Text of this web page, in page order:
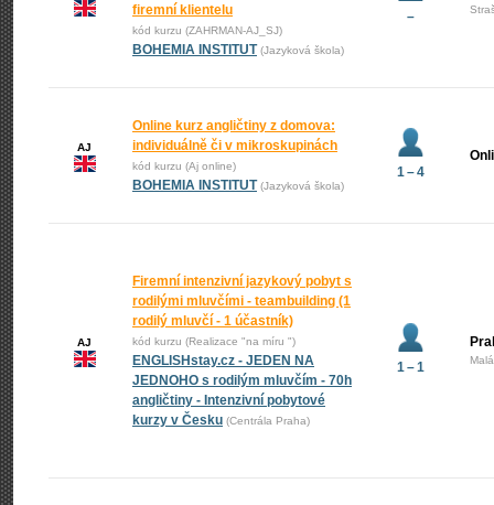
firemní klientelu
kód kurzu (ZAHRMAN-AJ_SJ)
BOHEMIA INSTITUT (Jazyková škola)
–
AJ
Online kurz angličtiny z domova:
individuálně či v mikroskupinách
kód kurzu (Aj online)
BOHEMIA INSTITUT (Jazyková škola)
1 – 4
AJ
Firemní intenzivní jazykový pobyt s
rodilými mluvčími - teambuilding (1
rodilý mluvčí - 1 účastník)
kód kurzu (Realizace "na míru ")
ENGLISHstay.cz - JEDEN NA
JEDNOHO s rodilým mluvčím - 70h
angličtiny - Intenzivní pobytové
kurzy v Česku (Centrála Praha)
1 – 1